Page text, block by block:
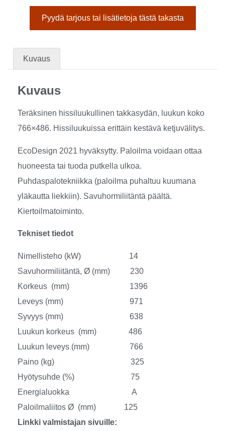
Pyydä tarjous tai lisätietoja tästä takasta
Kuvaus
Kuvaus
Teräksinen hissiluukullinen takkasydän, luukun koko
766×486. Hissiluukuissa erittäin kestävä ketjuvälitys.
EcoDesign 2021 hyväksytty. Paloilma voidaan ottaa
huoneesta tai tuoda putkella ulkoa.
Puhdaspalotekniikka (paloilma puhaltuu kuumana
yläkautta liekkiin). Savuhormiliitäntä päältä.
Kiertoilmatoiminto.
Tekniset tiedot
Nimellisteho (kW) 14
Savuhormiliitäntä, Ø (mm) 230
Korkeus (mm) 1396
Leveys (mm) 971
Syvyys (mm) 638
Luukun korkeus (mm) 486
Luukun leveys (mm) 766
Paino (kg) 325
Hyötysuhde (%) 75
Energialuokka A
Paloilmaliitos Ø (mm) 125
Linkki valmistajan sivuille: